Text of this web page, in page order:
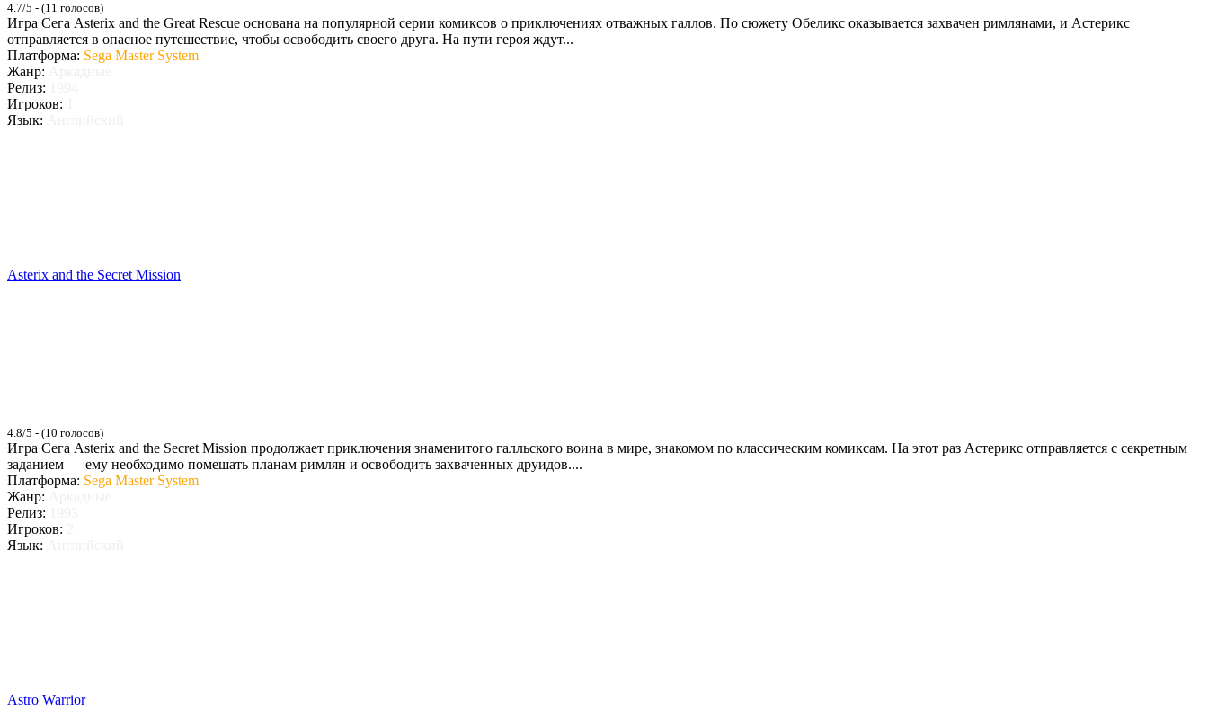
4.7/5 - (11 голосов)
Игра Сега Asterix and the Great Rescue основана на популярной серии комиксов о приключениях отважных галлов. По сюжету Обеликс оказывается захвачен римлянами, и Астерикс
отправляется в опасное путешествие, чтобы освободить своего друга. На пути героя ждут...
Платформа: Sega Master System
Жанр:
Релиз:
Игроков:
Язык:
Asterix and the Secret Mission
4.8/5 - (10 голосов)
Игра Сега Asterix and the Secret Mission продолжает приключения знаменитого галльского воина в мире, знакомом по классическим комиксам. На этот раз Астерикс отправляется с секретным
заданием — ему необходимо помешать планам римлян и освободить захваченных друидов....
Платформа: Sega Master System
Жанр:
Релиз:
Игроков:
Язык:
Astro Warrior